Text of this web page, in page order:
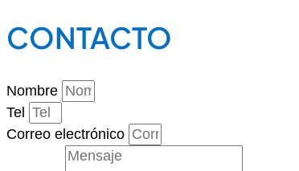
CONTACTO
Nombre
Tel
Correo electrónico